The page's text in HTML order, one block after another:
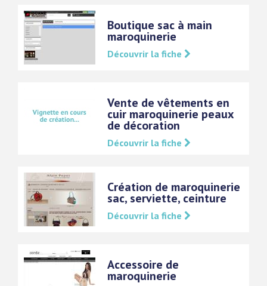
Boutique sac à main
maroquinerie
Découvrir la fiche
Vente de vêtements en
cuir maroquinerie peaux
de décoration
Découvrir la fiche
Création de maroquinerie
sac, serviette, ceinture
Découvrir la fiche
Accessoire de
maroquinerie